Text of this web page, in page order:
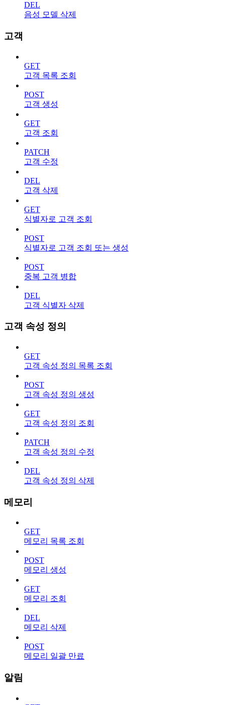
DEL
음성 모델 삭제
고객
GET
고객 목록 조회
POST
고객 생성
GET
고객 조회
PATCH
고객 수정
DEL
고객 삭제
GET
식별자로 고객 조회
POST
식별자로 고객 조회 또는 생성
POST
중복 고객 병합
DEL
고객 식별자 삭제
고객 속성 정의
GET
고객 속성 정의 목록 조회
POST
고객 속성 정의 생성
GET
고객 속성 정의 조회
PATCH
고객 속성 정의 수정
DEL
고객 속성 정의 삭제
메모리
GET
메모리 목록 조회
POST
메모리 생성
GET
메모리 조회
DEL
메모리 삭제
POST
메모리 일괄 만료
알림